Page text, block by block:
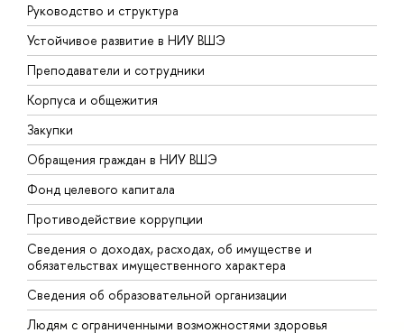
Руководство и структура
Устойчивое развитие в НИУ ВШЭ
Преподаватели и сотрудники
Корпуса и общежития
Закупки
Обращения граждан в НИУ ВШЭ
Фонд целевого капитала
Противодействие коррупции
Сведения о доходах, расходах, об имуществе и
обязательствах имущественного характера
Сведения об образовательной организации
Людям с ограниченными возможностями здоровья